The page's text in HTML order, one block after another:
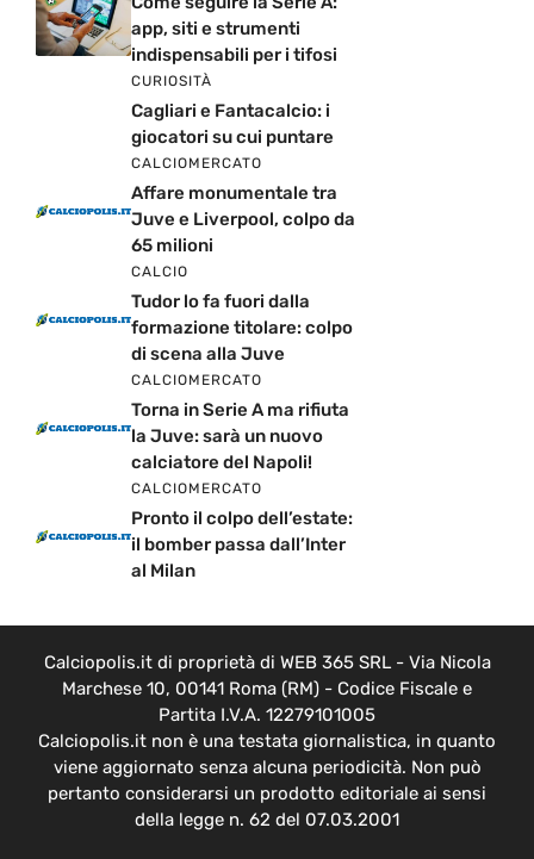
app, siti e strumenti
indispensabili per i tifosi
CURIOSITÀ
Cagliari e Fantacalcio: i
giocatori su cui puntare
CALCIOMERCATO
Affare monumentale tra
Juve e Liverpool, colpo da
65 milioni
CALCIO
Tudor lo fa fuori dalla
formazione titolare: colpo
di scena alla Juve
CALCIOMERCATO
Torna in Serie A ma rifiuta
la Juve: sarà un nuovo
calciatore del Napoli!
CALCIOMERCATO
Pronto il colpo dell’estate:
il bomber passa dall’Inter
al Milan
Calciopolis.it di proprietà di WEB 365 SRL - Via Nicola
Marchese 10, 00141 Roma (RM) - Codice Fiscale e
Partita I.V.A. 12279101005
Calciopolis.it non è una testata giornalistica, in quanto
viene aggiornato senza alcuna periodicità. Non può
pertanto considerarsi un prodotto editoriale ai sensi
della legge n. 62 del 07.03.2001